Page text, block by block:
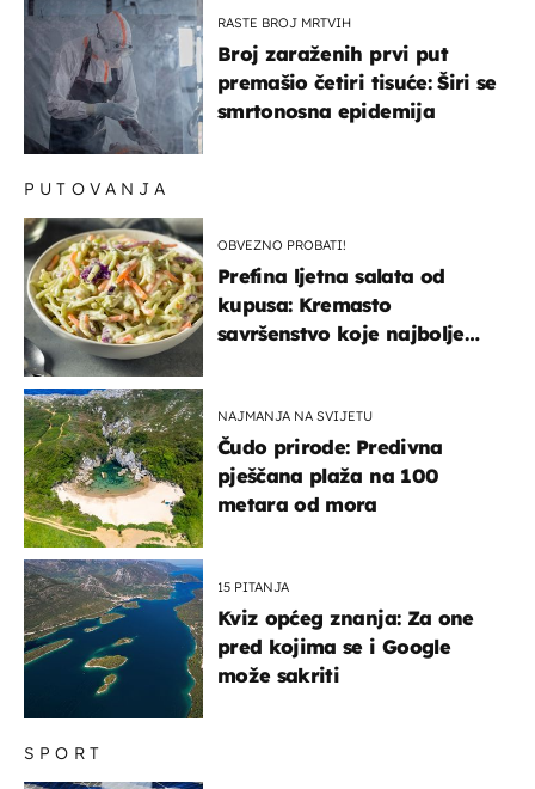
RASTE BROJ MRTVIH
Broj zaraženih prvi put
premašio četiri tisuće: Širi se
smrtonosna epidemija
SPORT
PUTOVANJA
OBVEZNO PROBATI!
Prefina ljetna salata od
kupusa: Kremasto
savršenstvo koje najbolje
NAJMANJA NA SVIJETU
Čudo prirode: Predivna
pješčana plaža na 100
metara od mora
15 PITANJA
Kviz općeg znanja: Za one
pred kojima se i Google
može sakriti